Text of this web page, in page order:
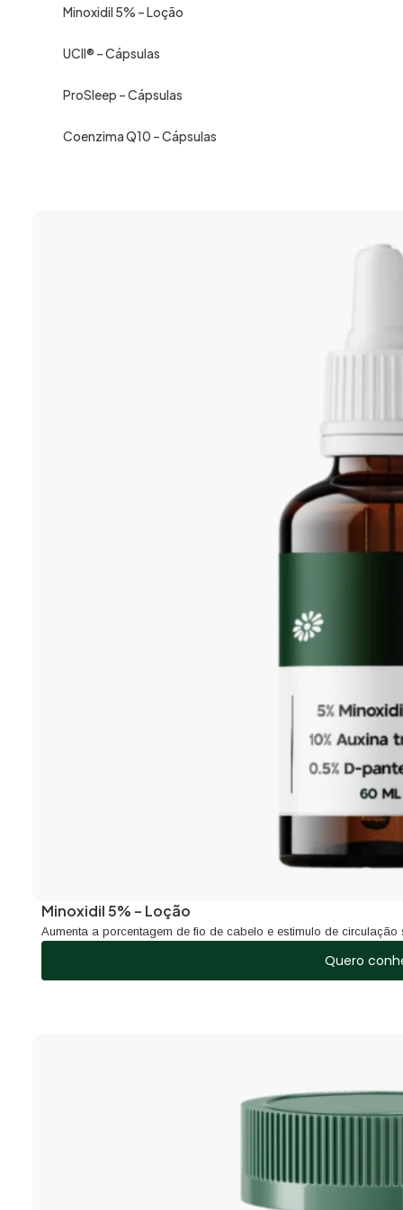
Minoxidil 5% – Loção
UCII® – Cápsulas
ProSleep – Cápsulas
Coenzima Q10 – Cápsulas
Minoxidil 5% – Loção
Aumenta a porcentagem de fio de cabelo e estimulo de circulação
Quero